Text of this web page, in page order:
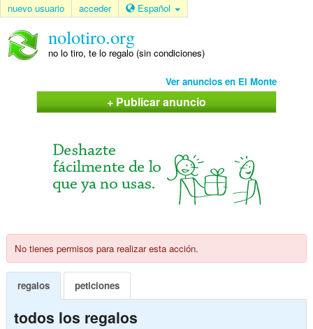
nuevo usuario acceder Español
nolotiro.org
no lo tiro, te lo regalo (sin condiciones)
Ver anuncios en El Monte
+ Publicar anuncio
No tienes permisos para realizar esta acción.
regalos peticiones
todos los regalos